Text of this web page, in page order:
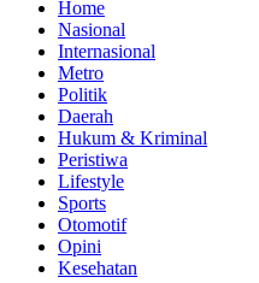
Home
Nasional
Internasional
Metro
Politik
Daerah
Hukum & Kriminal
Peristiwa
Lifestyle
Sports
Otomotif
Opini
Kesehatan